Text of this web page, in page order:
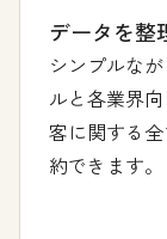
データを整
シンプルな
ルと各業界
客に関する
約できます。